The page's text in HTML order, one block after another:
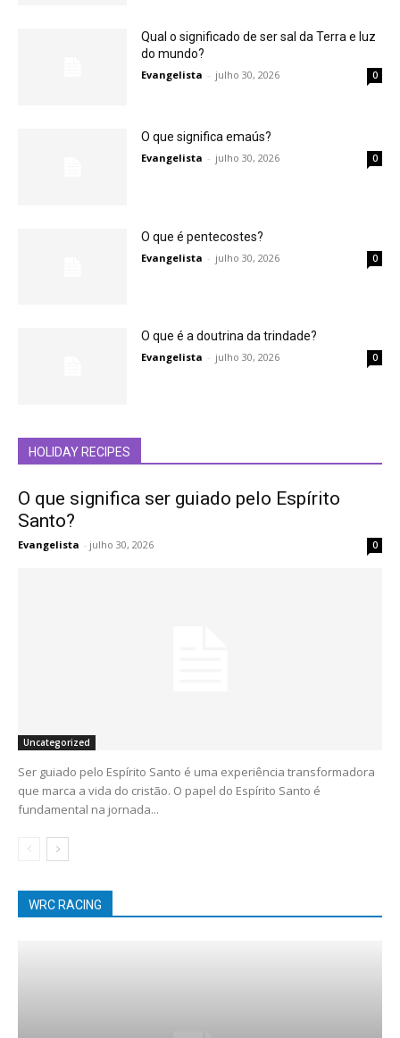
Qual o significado de ser sal da Terra e luz
do mundo?
Evangelista - julho 30, 2026 0
O que significa emaús?
Evangelista - julho 30, 2026 0
O que é pentecostes?
Evangelista - julho 30, 2026 0
O que é a doutrina da trindade?
Evangelista - julho 30, 2026 0
HOLIDAY RECIPES
O que significa ser guiado pelo Espírito
Santo?
Evangelista - julho 30, 2026 0
Uncategorized
Ser guiado pelo Espírito Santo é uma experiência transformadora
que marca a vida do cristão. O papel do Espírito Santo é
fundamental na jornada...
WRC RACING